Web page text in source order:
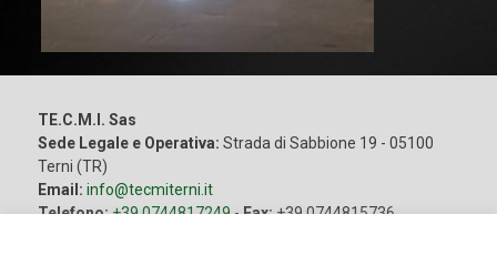
TE.C.M.I. Sas
Sede Legale e Operativa: Strada di Sabbione 19 - 05100
Terni (TR)
Email: info@tecmiterni.it
Telefono:+39 0744817249-Fax:+39 0744815736